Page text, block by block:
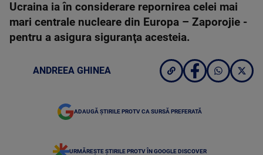
Ucraina ia în considerare repornirea celei mai
mari centrale nucleare din Europa – Zaporojie -
pentru a asigura siguranţa acesteia.
ANDREEA GHINEA
ADAUGĂ ȘTIRILE PROTV CA SURSĂ PREFERATĂ
URMĂREȘTE ȘTIRILE PROTV ÎN GOOGLE DISCOVER